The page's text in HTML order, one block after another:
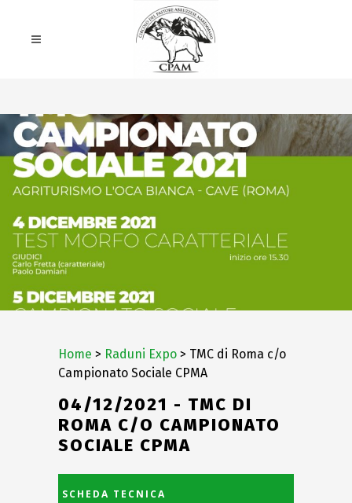
Home > Raduni Expo > TMC di Roma c/o
Campionato Sociale CPMA
04/12/2021 - TMC DI
ROMA C/O CAMPIONATO
SOCIALE CPMA
SCHEDA TECNICA